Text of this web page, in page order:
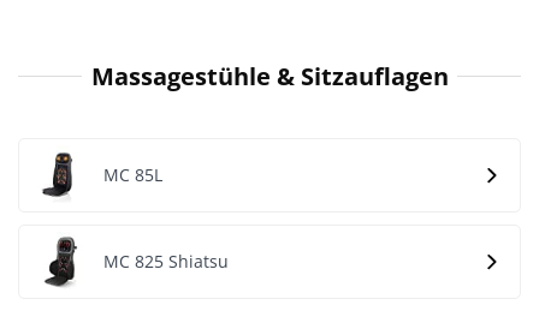
Massagestühle & Sitzauflagen
MC 85L
MC 825 Shiatsu